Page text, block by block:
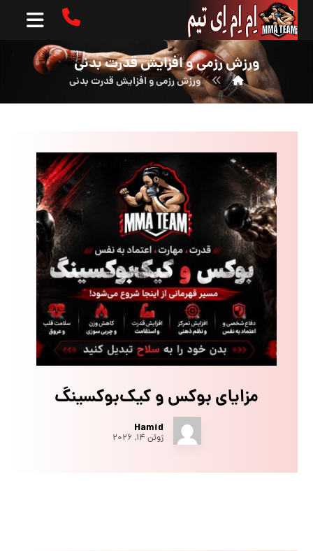
ورزش رزمی و افزایش قدرت بدنی
ورزش رزمی و افزایش قدرت بدنی
مزایای بوکس و کیک‌بوکسینگ
Hamid
ژوئن ۱۴, ۲۰۲۶